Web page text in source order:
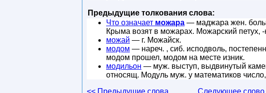
Предыдущие толкования слова:
Что означает можара — маджара жен.
Крыма возят в можарах. Можарский петух, -
можай — г. Можайск.
модом — нареч. , сиб. исподволь,
модом прошел, модом на месте изник.
модильон — муж. выступ, выдвинутый
относящ. Модуль муж. у математиков
<< Предыдущие слова
Следующее слово